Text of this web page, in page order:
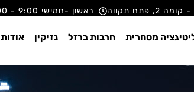
ראשון -חמישי 9:00 - 18:00
מסחרית חרבות ברזל נזיקין אודות